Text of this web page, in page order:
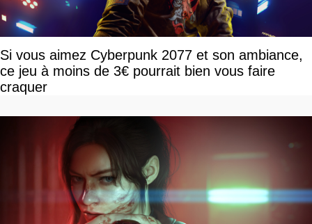
Si vous aimez Cyberpunk 2077 et son ambiance,
ce jeu à moins de 3€ pourrait bien vous faire
craquer